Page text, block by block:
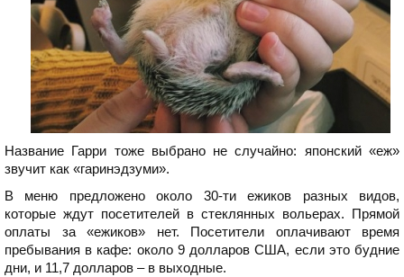
Название Гарри тоже выбрано не случайно: японский «еж»
звучит как «гаринэдзуми».
В меню предложено около 30-ти ежиков разных видов,
которые ждут посетителей в стеклянных вольерах. Прямой
оплаты за «ежиков» нет. Посетители оплачивают время
пребывания в кафе: около 9 долларов США, если это будние
дни, и 11,7 долларов – в выходные.